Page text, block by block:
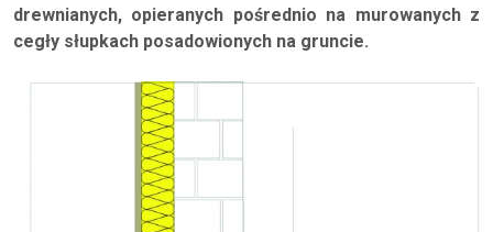
drewnianych, opieranych pośrednio na murowanych z
cegły słupkach posadowionych na gruncie.